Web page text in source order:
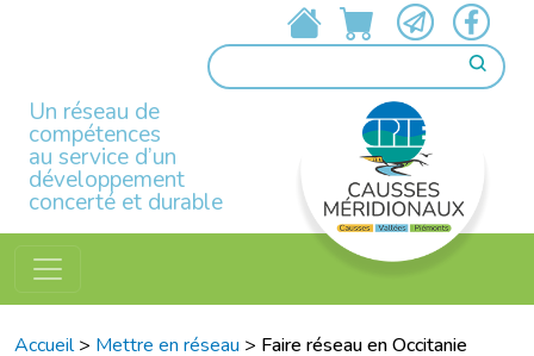
Un réseau de
compétences
au service d’un
développement
concerté et durable
Accueil> Mettre en réseau > Faire réseau en Occitanie